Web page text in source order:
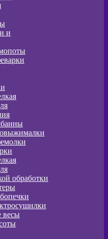
и
обработки
весы